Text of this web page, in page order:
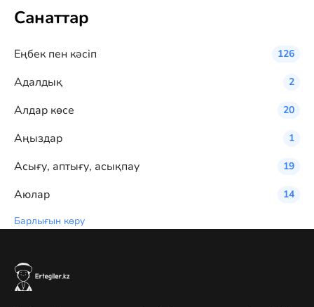
Санаттар
Eңбек пен кәсіп 126
Адалдық 2
Алдар көсе 20
Аңыздар 1
Асығу, аптығу, асықпау 19
Аюлар
14
Барлығын көру